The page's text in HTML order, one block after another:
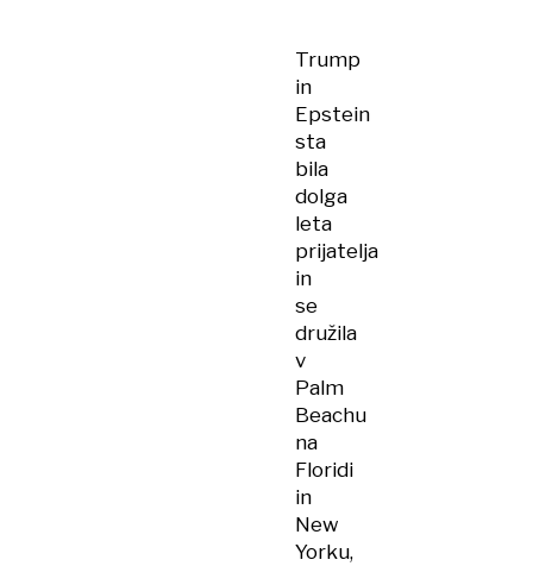
Obamo
veleizdaje
Trump
in
Epstein
sta
bila
dolga
leta
prijatelja
in
se
družila
v
Palm
Beachu
na
Floridi
in
New
Yorku,